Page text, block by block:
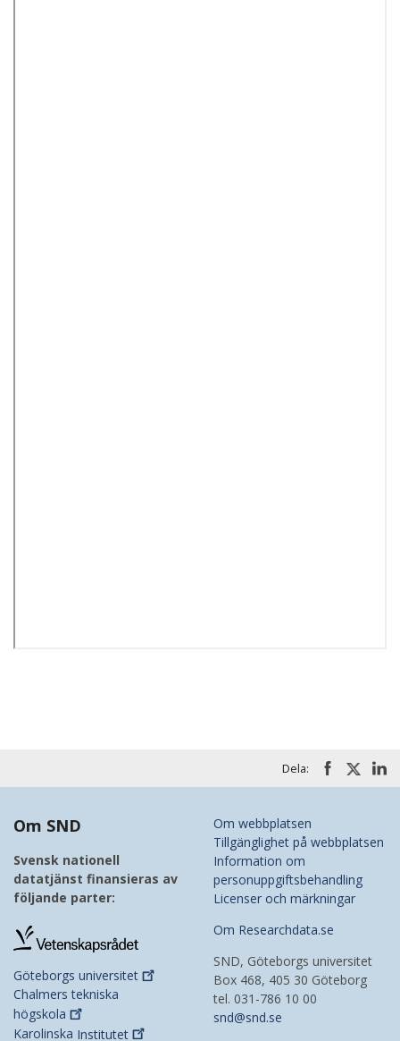
Dela:
Om SND
Svensk nationell
datatjänst finansieras av
följande parter:
Göteborgs universitet
Chalmers tekniska
högskola
Karolinska Institutet
Om webbplatsen
Tillgänglighet på webbplatsen
Information om
personuppgiftsbehandling
Licenser och märkningar
Om Researchdata.se
SND, Göteborgs universitet
Box 468, 405 30 Göteborg
tel. 031-786 10 00
snd@snd.se